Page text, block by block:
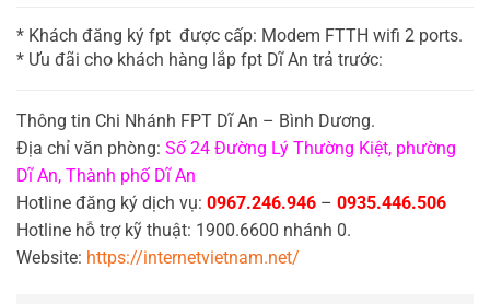
* Khách đăng ký fpt được cấp: Modem FTTH wifi 2 ports.
* Ưu đãi cho khách hàng lắp fpt Dĩ An trả trước:
Thông tin Chi Nhánh FPT Dĩ An – Bình Dương.
Địa chỉ văn phòng: Số 24 Đường Lý Thường Kiệt, phường
Dĩ An, Thành phố Dĩ An
Hotline đăng ký dịch vụ: 0967.246.946 – 0935.446.506
Hotline hỗ trợ kỹ thuật: 1900.6600 nhánh 0.
Website: https://internetvietnam.net/